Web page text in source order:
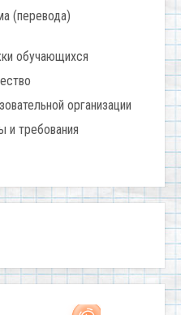
(перевода)
обучающихся
организации
и требования